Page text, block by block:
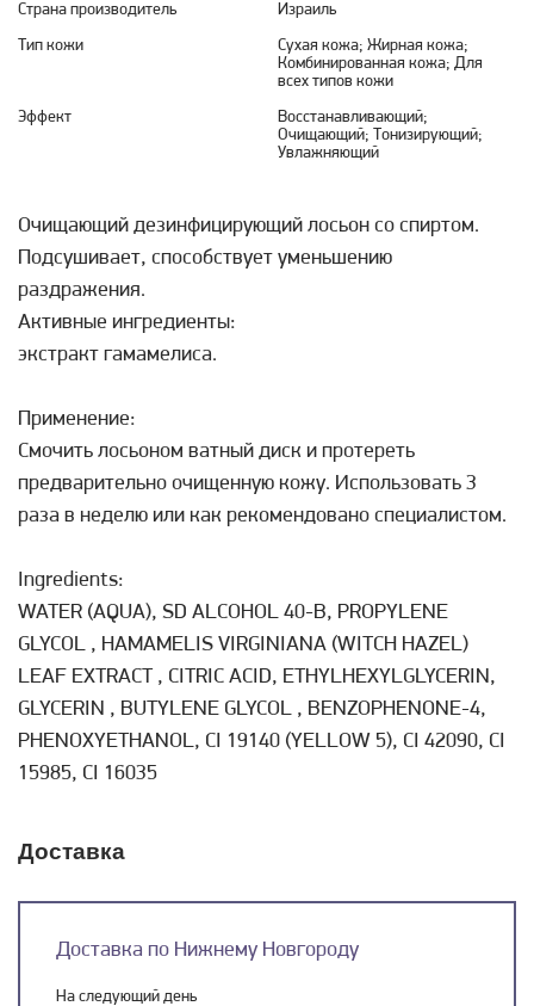
Страна производитель
Израиль
Тип кожи
Сухая кожа; Жирная кожа;
Комбинированная кожа; Для
всех типов кожи
Эффект
Восстанавливающий;
Очищающий; Тонизирующий;
Увлажняющий
Очищающий дезинфицирующий лосьон со спиртом.
Подсушивает, способствует уменьшению
раздражения.
Активные ингредиенты:
экстракт гамамелиса.
Применение:
Cмочить лосьоном ватный диск и протереть
предварительно очищенную кожу. Использовать 3
раза в неделю или как рекомендовано специалистом.
Ingredients:
WATER (AQUA), SD ALCOHOL 40-B, PROPYLENE
GLYCOL , HAMAMELIS VIRGINIANA (WITCH HAZEL)
LEAF EXTRACT , CITRIC ACID, ETHYLHEXYLGLYCERIN,
GLYCERIN , BUTYLENE GLYCOL , BENZOPHENONE-4,
PHENOXYETHANOL, CI 19140 (YELLOW 5), CI 42090, CI
15985, CI 16035
Доставка
Доставка по Нижнему Новгороду
На следующий день